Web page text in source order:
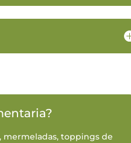
mermeladas, toppings de